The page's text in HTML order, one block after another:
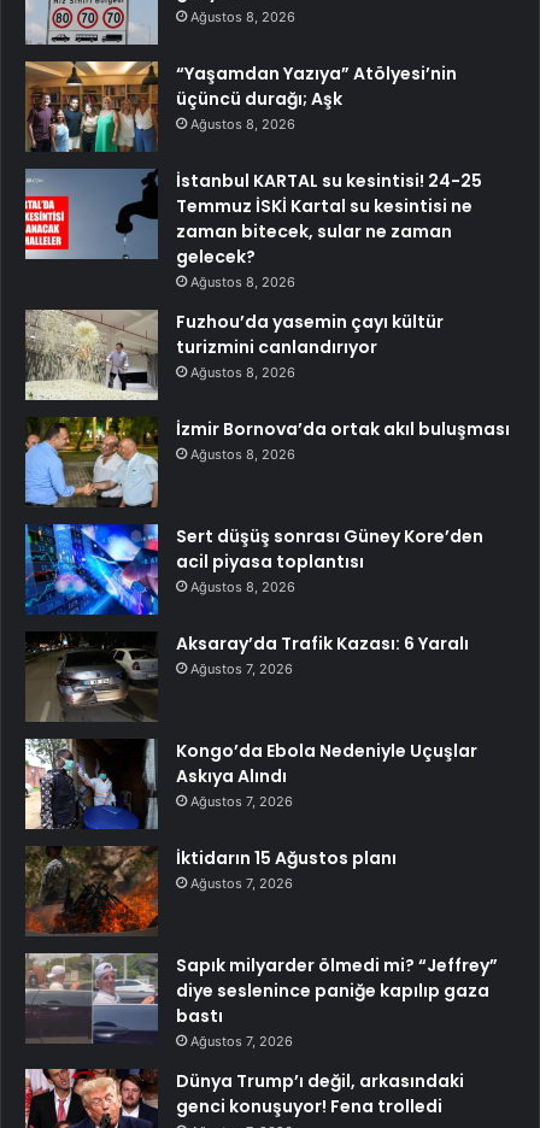
Ağustos 8, 2026
“Yaşamdan Yazıya” Atölyesi’nin
üçüncü durağı; Aşk
Ağustos 8, 2026
İstanbul KARTAL su kesintisi! 24-25
Temmuz İSKİ Kartal su kesintisi ne
zaman bitecek, sular ne zaman
gelecek?
Ağustos 8, 2026
Fuzhou’da yasemin çayı kültür
turizmini canlandırıyor
Ağustos 8, 2026
İzmir Bornova’da ortak akıl buluşması
Ağustos 8, 2026
Sert düşüş sonrası Güney Kore’den
acil piyasa toplantısı
Ağustos 8, 2026
Aksaray’da Trafik Kazası: 6 Yaralı
Ağustos 7, 2026
Kongo’da Ebola Nedeniyle Uçuşlar
Askıya Alındı
Ağustos 7, 2026
İktidarın 15 Ağustos planı
Ağustos 7, 2026
Sapık milyarder ölmedi mi? “Jeffrey”
diye seslenince paniğe kapılıp gaza
bastı
Ağustos 7, 2026
Dünya Trump’ı değil, arkasındaki
genci konuşuyor! Fena trolledi